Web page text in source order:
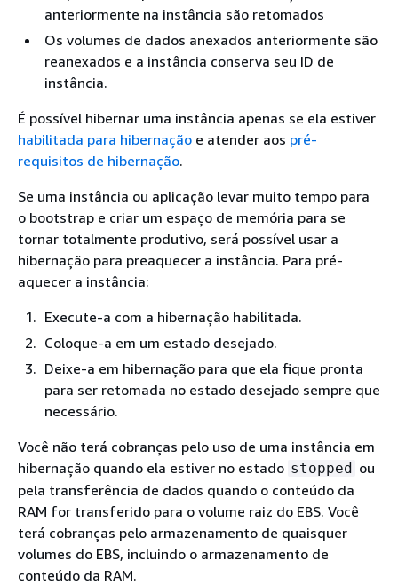
anteriormente na instância são retomados
Os volumes de dados anexados anteriormente são
reanexados e a instância conserva seu ID de
instância.
É possível hibernar uma instância apenas se ela estiver
habilitada para hibernação e atender aos pré-
requisitos de hibernação.
Se uma instância ou aplicação levar muito tempo para
o bootstrap e criar um espaço de memória para se
tornar totalmente produtivo, será possível usar a
hibernação para preaquecer a instância. Para pré-
aquecer a instância:
Execute-a com a hibernação habilitada.
Coloque-a em um estado desejado.
Deixe-a em hibernação para que ela fique pronta
para ser retomada no estado desejado sempre que
necessário.
Você não terá cobranças pelo uso de uma instância em
hibernação quando ela estiver no estado stopped ou
pela transferência de dados quando o conteúdo da
RAM for transferido para o volume raiz do EBS. Você
terá cobranças pelo armazenamento de quaisquer
volumes do EBS, incluindo o armazenamento de
conteúdo da RAM.